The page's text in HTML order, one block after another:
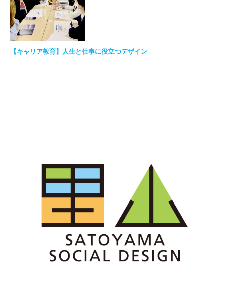
【キャリア教育】人生と仕事に役立つデザイン